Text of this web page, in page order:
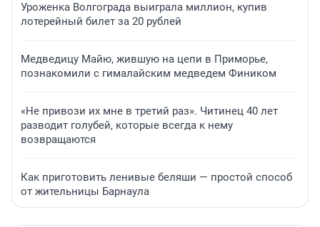
Уроженка Волгограда выиграла миллион, купив
лотерейный билет за 20 рублей
Медведицу Майю, жившую на цепи в Приморье,
познакомили с гималайским медведем Фиником
«Не привози их мне в третий раз». Читинец 40 лет
разводит голубей, которые всегда к нему
возвращаются
Как приготовить ленивые беляши — простой способ
от жительницы Барнаула